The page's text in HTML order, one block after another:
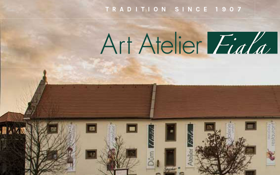
TRADITION SINCE 1907